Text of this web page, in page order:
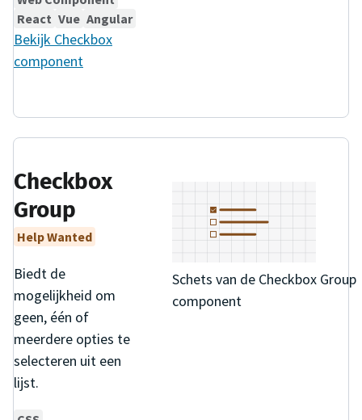
React Vue Angular
Bekijk Checkbox
component
Schets van de Checkbox Group
component
Checkbox
Group
Help Wanted
Biedt de
mogelijkheid om
geen, één of
meerdere opties te
selecteren uit een
lijst.